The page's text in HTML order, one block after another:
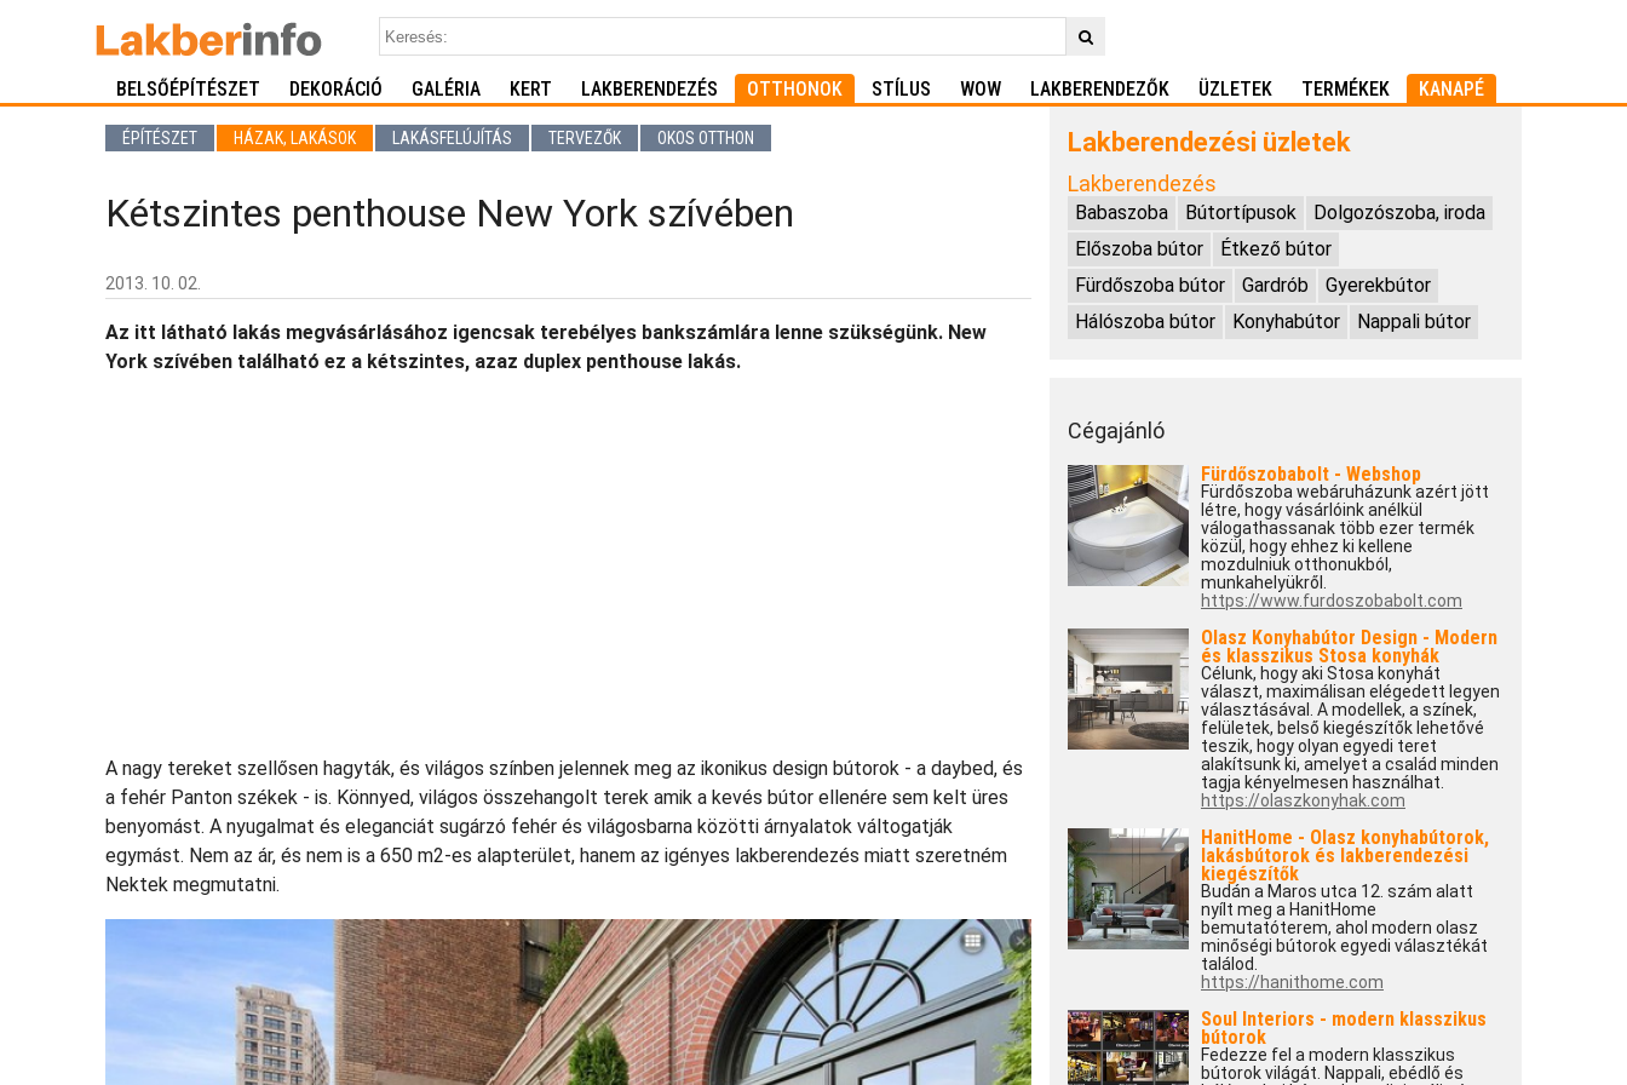
BELSŐÉPÍTÉSZET DEKORÁCIÓ GALÉRIA KERT LAKBERENDEZÉS OTTHONOK STÍLUS WOW LAKBERENDEZŐK ÜZLETEK TERMÉKEK KANAPÉ
ÉPÍTÉSZET HÁZAK, LAKÁSOK LAKÁSFELÚJÍTÁS TERVEZŐK OKOS OTTHON
Kétszintes penthouse New York szívében
2013. 10. 02.
Az itt látható lakás megvásárlásához igencsak terebélyes bankszámlára lenne szükségünk. New
York szívében található ez a kétszintes, azaz duplex penthouse lakás.
A nagy tereket szellősen hagyták, és világos színben jelennek meg az ikonikus design bútorok - a daybed, és
a fehér Panton székek - is. Könnyed, világos összehangolt terek amik a kevés bútor ellenére sem kelt üres
benyomást. A nyugalmat és eleganciát sugárzó fehér és világosbarna közötti árnyalatok váltogatják
egymást. Nem az ár, és nem is a 650 m2-es alapterület, hanem az igényes lakberendezés miatt szeretném
Nektek megmutatni.
Lakberendezési üzletek
Lakberendezés
Babaszoba Bútortípusok
Dolgozószoba, iroda
Előszoba bútor
Étkező bútor
Fürdőszoba bútor
Gardrób
Gyerekbútor
Hálószoba bútor
Konyhabútor Nappali bútor
Cégajánló
Fürdőszobabolt - Webshop
Fürdőszoba webáruházunk azért jött
létre, hogy vásárlóink anélkül
válogathassanak több ezer termék
közül, hogy ehhez ki kellene
mozdulniuk otthonukból,
munkahelyükről.
https://www.furdoszobabolt.com
Olasz Konyhabútor Design - Modern
és klasszikus Stosa konyhák
Célunk, hogy aki Stosa konyhát
választ, maximálisan elégedett legyen
választásával. A modellek, a színek,
felületek, belső kiegészítők lehetővé
teszik, hogy olyan egyedi teret
alakítsunk ki, amelyet a család minden
tagja kényelmesen használhat.
https://olaszkonyhak.com
HanitHome - Olasz konyhabútorok,
lakásbútorok és lakberendezési
kiegészítők
Budán a Maros utca 12. szám alatt
nyílt meg a HanitHome
bemutatóterem, ahol modern olasz
minőségi bútorok egyedi választékát
találod.
https://hanithome.com
Soul Interiors - modern klasszikus
bútorok
Fedezze fel a modern klasszikus
bútorok világát. Nappali, ebédlő és